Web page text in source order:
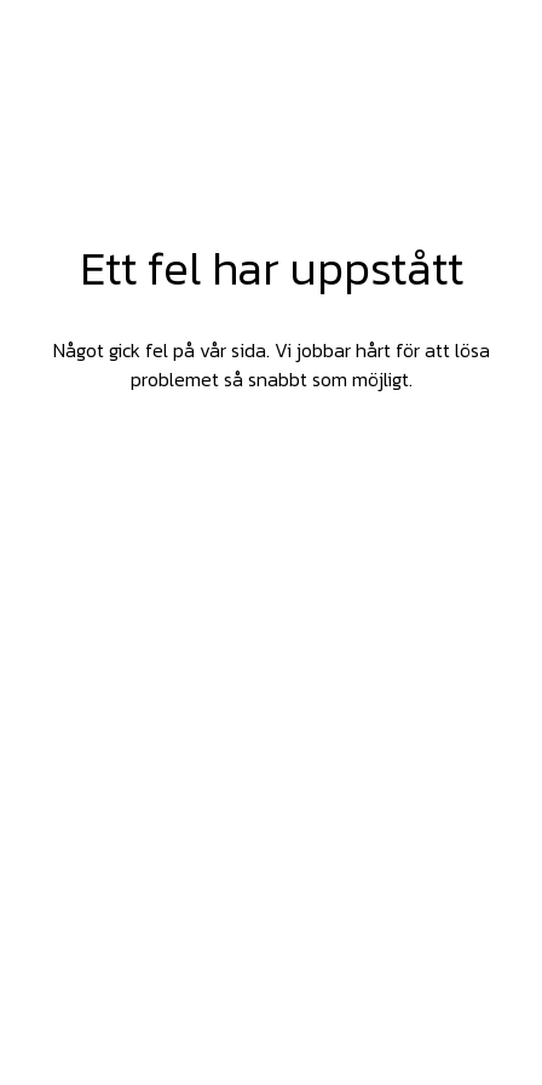
Ett fel har uppstått
Något gick fel på vår sida. Vi jobbar hårt för att lösa
problemet så snabbt som möjligt.